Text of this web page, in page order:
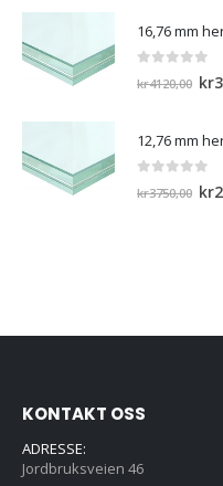
out of 5
kr4120,00 kr
out of 5
kr3750,00 kr
KONTAKT OSS
ADRESSE:
Jordbruksveien 46